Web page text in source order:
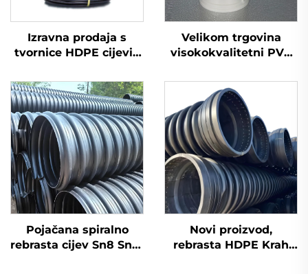
Izravna prodaja s
tvornice HDPE cijevi i
zavarivanje koljena
Velikom trgovina
visokokvalitetni PVC
plastični križni spojnik
UPVC cjevovodna
armatura 3D
četverosmjerna
Pojačana spiralno
rebrasta cijev Sn8 Sn10
Novi proizvod,
rebrasta HDPE Krah